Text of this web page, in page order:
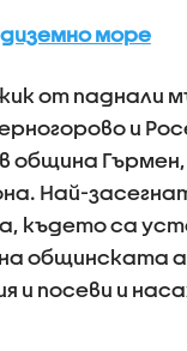
море
от паднали
и
община
Най-
където са
общинската
и посеви и